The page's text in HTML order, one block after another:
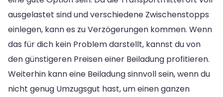
ausgelastet sind und verschiedene Zwischenstopps
einlegen, kann es zu Verzögerungen kommen. Wenn
das für dich kein Problem darstellt, kannst du von
den günstigeren Preisen einer Beiladung profitieren.
Weiterhin kann eine Beiladung sinnvoll sein, wenn du
nicht genug Umzugsgut hast, um einen ganzen